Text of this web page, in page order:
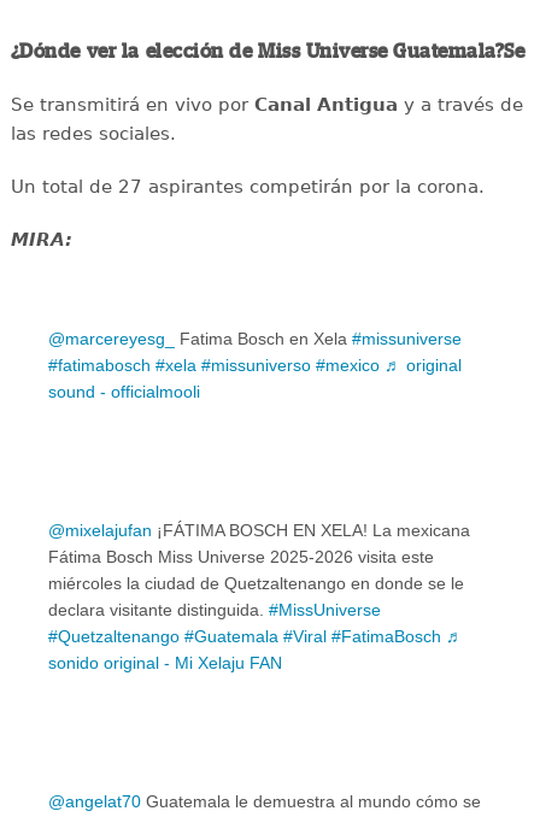
¿Dónde ver la elección de Miss Universe Guatemala?Se
Se transmitirá en vivo porCanal Antigua y a través de
las redes sociales.
Un total de 27 aspirantes competirán por la corona.
MIRA:
@marcereyesg_ Fatima Bosch en Xela #missuniverse
#fatimabosch #xela #missuniverso #mexico ♬ original
sound - officialmooli
@mixelajufan ¡FÁTIMA BOSCH EN XELA! La mexicana
Fátima Bosch Miss Universe 2025-2026 visita este
miércoles la ciudad de Quetzaltenango en donde se le
declara visitante distinguida. #MissUniverse
#Quetzaltenango #Guatemala #Viral #FatimaBosch ♬
sonido original - Mi Xelaju FAN
@angelat70 Guatemala le demuestra al mundo cómo se